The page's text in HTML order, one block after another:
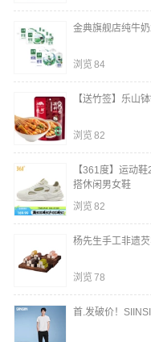
金典旗舰店纯牛
浏览 84
【送竹签】乐山
浏览 82
【361度】运动
搭休闲男女鞋
浏览 82
杨先生手工非遗
浏览 78
首.发破价！